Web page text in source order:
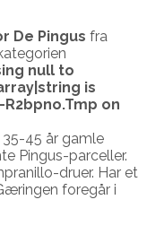
De Pingus fra
null to
is
on
45 år gamle
Pingus-parceller.
druer. Har et
foregår i